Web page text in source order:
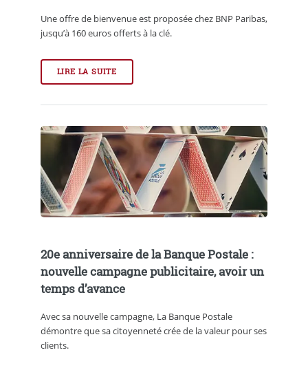
Une offre de bienvenue est proposée chez BNP Paribas,
jusqu’à 160 euros offerts à la clé.
LIRE LA SUITE
20e anniversaire de la Banque Postale :
nouvelle campagne publicitaire, avoir un
temps d’avance
Avec sa nouvelle campagne, La Banque Postale
démontre que sa citoyenneté crée de la valeur pour ses
clients.